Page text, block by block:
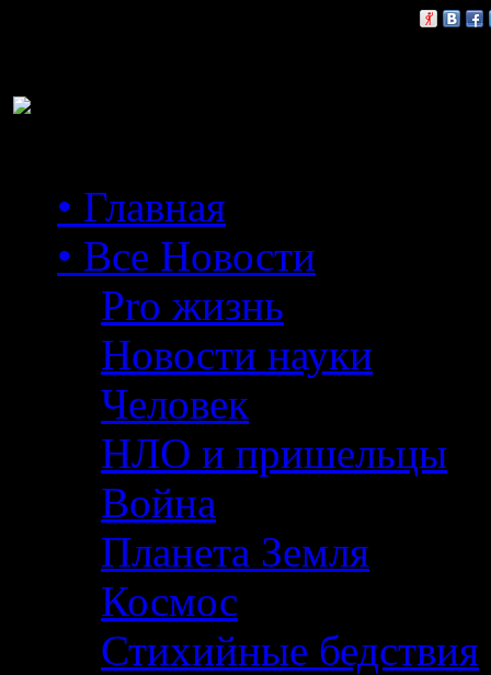
• Главная
• Все Новости
Pro жизнь
Новости науки
Человек
НЛО и пришельцы
Война
Планета Земля
Космос
Стихийные бедствия